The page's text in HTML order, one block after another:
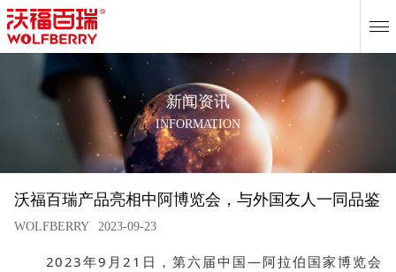
新闻资讯
INFORMATION
沃福百瑞产品亮相中阿博览会，与外国友人一同品鉴
WOLFBERRY 2023-09-23
2023年9月21日，第六届中国—阿拉伯国家博览会